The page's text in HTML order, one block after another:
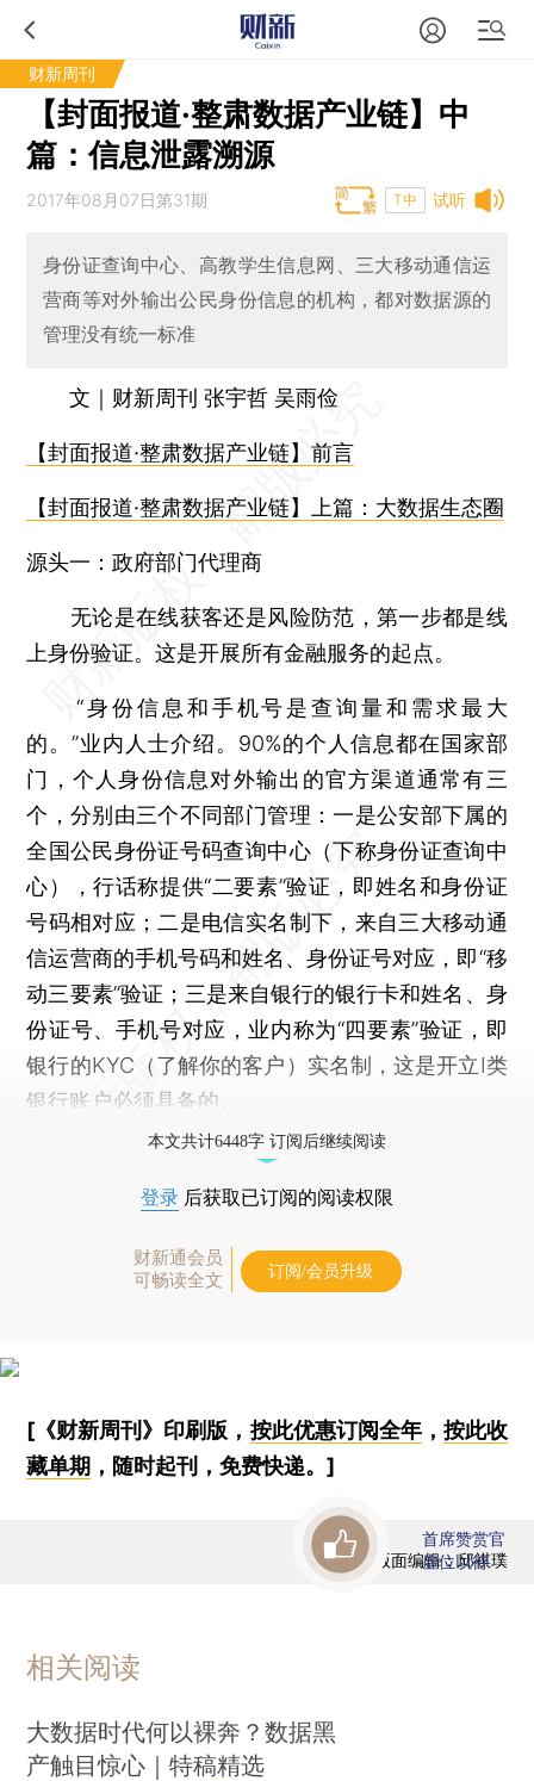
财新周刊
【封面报道·整肃数据产业链】中
篇：信息泄露溯源
试听
2017年08月07日第31期 T中
身份证查询中心、高教学生信息网、三大移动通信运
营商等对外输出公民身份信息的机构，都对数据源的
管理没有统一标准
文｜财新周刊 张宇哲 吴雨俭
【封面报道·整肃数据产业链】前言
【封面报道·整肃数据产业链】上篇：大数据生态圈
源头一：政府部门代理商
无论是在线获客还是风险防范，第一步都是线
上身份验证。这是开展所有金融服务的起点。
“身份信息和手机号是查询量和需求最大
的。”业内人士介绍。90%的个人信息都在国家部
门，个人身份信息对外输出的官方渠道通常有三
个，分别由三个不同部门管理：一是公安部下属的
全国公民身份证号码查询中心（下称身份证查询中
心），行话称提供“二要素”验证，即姓名和身份证
号码相对应；二是电信实名制下，来自三大移动通
信运营商的手机号码和姓名、身份证号对应，即“移
动三要素”验证；三是来自银行的银行卡和姓名、身
份证号、手机号对应，业内称为“四要素”验证，即
银行的KYC（了解你的客户）实名制，这是开立I类
银行账户必须具备的。
本文共计6448字 订阅后继续阅读
登录 后获取已订阅的阅读权限
财新通会员
可畅读全文
订阅/会员升级
[《财新周刊》印刷版， 按此优惠订阅全年， 按此收
藏单期 ，随时起刊，免费快递。]
版面编辑：邱祺璞
首席赞赏官
虚位以待
相关阅读
大数据时代何以裸奔？数据黑
产触目惊心｜特稿精选